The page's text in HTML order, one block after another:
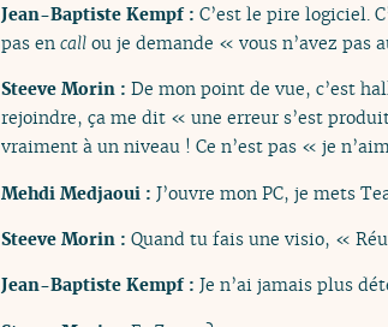
Jean-Baptiste Kempf : C’est le pire logiciel.
pas en call ou je demande « vous n’avez pas
Steeve Morin : De mon point de vue, c’est
rejoindre, ça me dit « une erreur s’est
vraiment à un niveau ! Ce n’est pas « je
Mehdi Medjaoui : J’ouvre mon PC, je mets
Steeve Morin : Quand tu fais une visio, «
Jean-Baptiste Kempf : Je n’ai jamais plus